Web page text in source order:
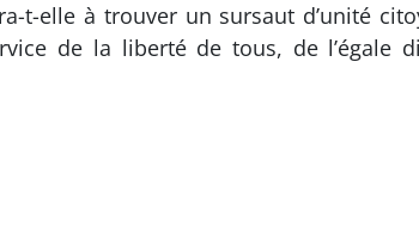
t-elle à trouver un sursaut d’unité
de la liberté de tous, de l’égale